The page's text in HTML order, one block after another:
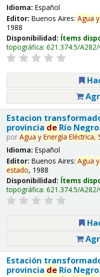
Idioma: Español
Editor: Buenos Aires: Agua y
1988
Disponibilidad: Ítems
topográfica: 621.374.5/
Estacion
provincia deRío
por Agua y Energía Eléctrica,
Idioma: Español
Editor: Buenos Aires: Agua y
estado, 1988
Disponibilidad: Ítems
topográfica: 621.374.5/A282/
Estación
provincia deRío